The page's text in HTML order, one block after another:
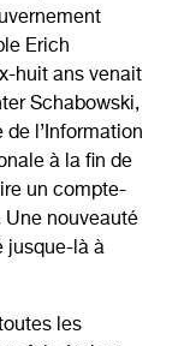
Erich
huit ans venait
Schabowski,
l’Information
à la fin de
un compte-
Une nouveauté
jusque-là à
les